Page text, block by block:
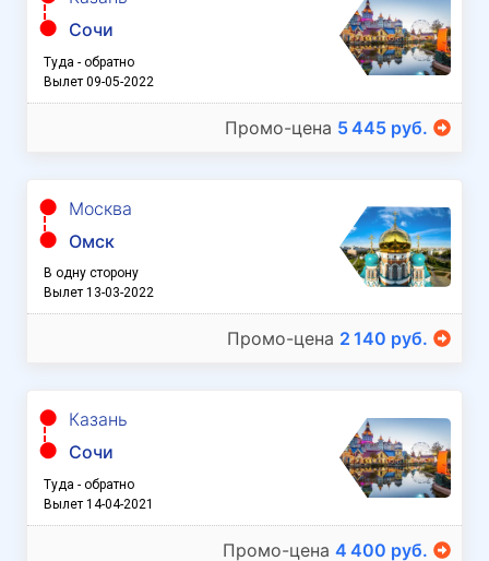
Сочи
Туда - обратно
Вылет 09-05-2022
Промо-цена 5 445 руб.
Москва
Омск
В одну сторону
Вылет 13-03-2022
Промо-цена 2 140 руб.
Казань
Сочи
Туда - обратно
Вылет 14-04-2021
Промо-цена 4 400 руб.